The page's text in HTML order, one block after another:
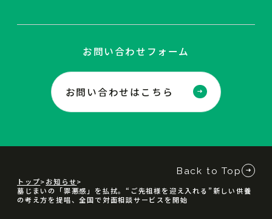
お問い合わせフォーム
お問い合わせはこちら
トップ
お知らせ
墓じまいの「罪悪感」を払拭。“ご先祖様を迎え入れる”新しい供養
の考え方を提唱、全国で対面相談サービスを開始
Back to Top